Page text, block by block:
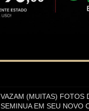
VAZAM (MUITAS) FOTOS
SEMINUA EM SEU NOVO